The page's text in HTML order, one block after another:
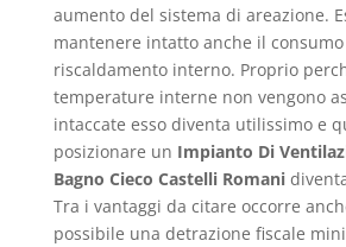
aumento del sistema di areazione.
mantenere intatto anche il
riscaldamento interno. Proprio
temperature interne non vengono
intaccate esso diventa utilissimo e
posizionare un Impianto Di
Bagno Cieco Castelli Romani
Tra i vantaggi da citare occorre
possibile una detrazione fiscale